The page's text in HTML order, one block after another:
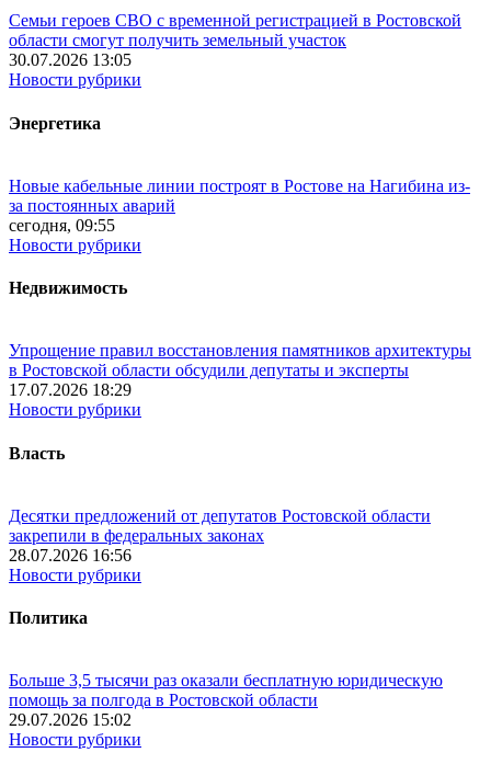
Семьи героев СВО с временной регистрацией в Ростовской
области смогут получить земельный участок
30.07.2026 13:05
Новости рубрики
Энергетика
Новые кабельные линии построят в Ростове на Нагибина из-
за постоянных аварий
сегодня, 09:55
Новости рубрики
Недвижимость
Упрощение правил восстановления памятников архитектуры
в Ростовской области обсудили депутаты и эксперты
17.07.2026 18:29
Новости рубрики
Власть
Десятки предложений от депутатов Ростовской области
закрепили в федеральных законах
28.07.2026 16:56
Новости рубрики
Политика
Больше 3,5 тысячи раз оказали бесплатную юридическую
помощь за полгода в Ростовской области
29.07.2026 15:02
Новости рубрики